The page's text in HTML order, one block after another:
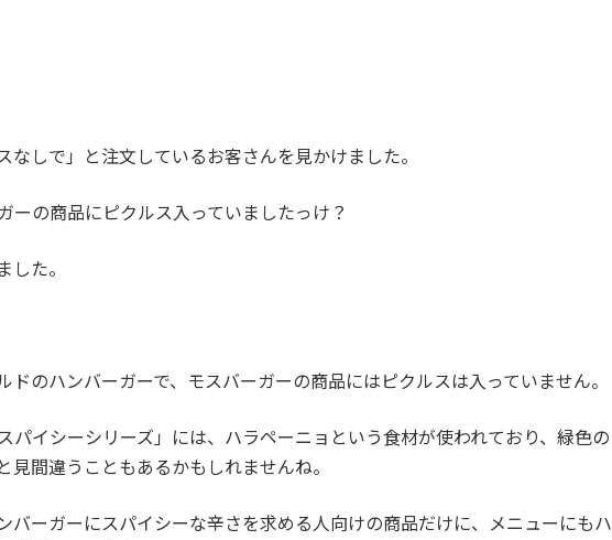
なしで」と注文しているお客さんを見かけました。
ーの商品にピクルス入っていましたっけ？
した。
ドのハンバーガーで、モスバーガーの商品にはピクルスは入っていません。
パイシーシリーズ」には、ハラペーニョという食材が使われており、緑色の
見間違うこともあるかもしれませんね。
バーガーにスパイシーな辛さを求める人向けの商品だけに、メニューにもハ